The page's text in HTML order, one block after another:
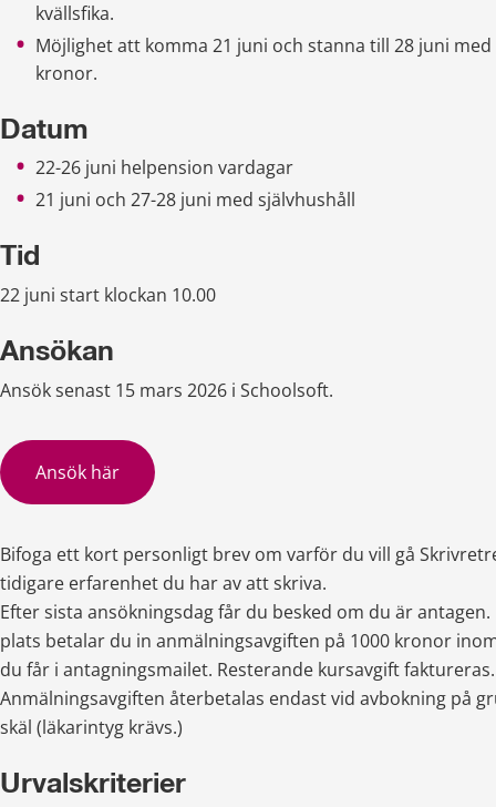
kvällsfika.
Möjlighet att komma 21 juni och stanna till 28 juni med
kronor.
Datum
22-26 juni helpension vardagar
21 juni och 27-28 juni med självhushåll
Tid
22 juni start klockan 10.00
Ansökan
Ansök senast 15 mars 2026 i Schoolsoft.
Ansök här
Bifoga ett kort personligt brev om varför du vill gå
tidigare erfarenhet du har av att skriva.
Efter sista ansökningsdag får du besked om du är
plats betalar du in anmälningsavgiften på 1000 kronor
du får i antagningsmailet. Resterande kursavgift faktureras.
Anmälningsavgiften återbetalas endast vid avbokning på
skäl (läkarintyg krävs.)
Urvalskriterier